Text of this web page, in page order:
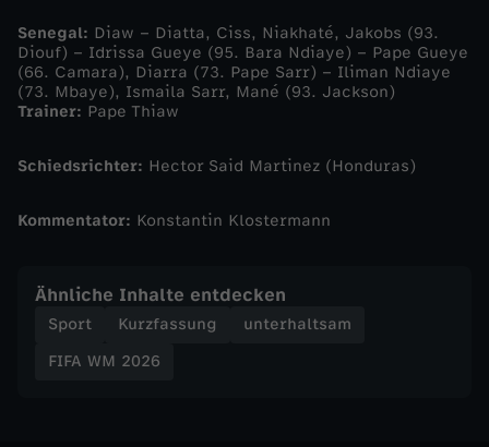
e
b
a
c
k
b
e
Senegal: Diaw – Diatta, Ciss, Niakhaté, Jakobs (93.
Diouf) – Idrissa Gueye (95. Bara Ndiaye) – Pape Gueye
(66. Camara), Diarra (73. Pape Sarr) – Iliman Ndiaye
(73. Mbaye), Ismaila Sarr, Mané (93. Jackson)
Trainer: Pape Thiaw
Schiedsrichter: Hector Said Martinez (Honduras)
Kommentator: Konstantin Klostermann
Ähnliche Inhalte entdecken
Sport Kurzfassung
unterhaltsam
FIFA WM 2026